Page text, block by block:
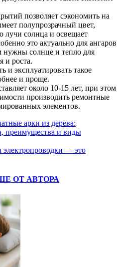
позволяет сэкономить на
полупрозрачный цвет,
лучи солнца и освещает
это актуально для ангаров
солнце и тепло для
и роста.
и эксплуатировать такое
и проще.
около 10-15 лет, при этом
производить ремонтные
элементов.
арки из дерева:
преимущества и виды
электропроводки — это
ОТ АВТОРА